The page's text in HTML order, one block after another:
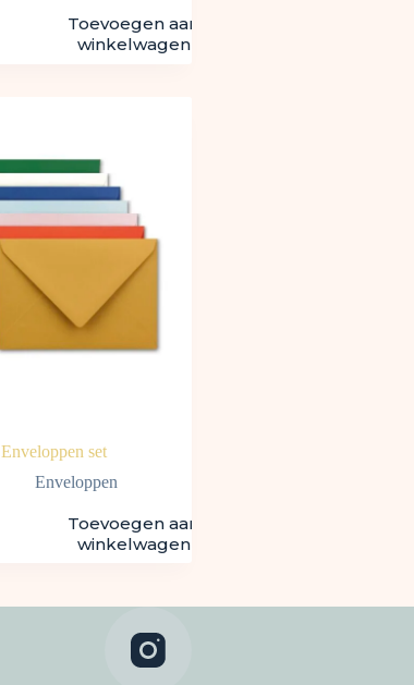
Toevoegen aan
winkelwagen
Enveloppen set
Enveloppen
Toevoegen aan
winkelwagen